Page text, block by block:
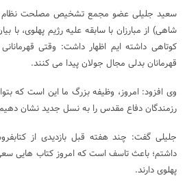
سعید جلیلی عضو مجمع تشخیص مصلحت نظام
شاهی) از مبارزان با سابقه علیه رژیم پهلوی، با
کوتاهی داشته ایم اظهار داشت: وقتی قهرمانانی
قهرمانان بدلی مجال جولان پیدا می کنند.
وی افزود: امروز، وظیفه بزرگ ما این است که
رزمندگان دفاع مقدس را به نسل جدید نشان
جلیلی گفت: چند هفته قبل بازدیدی از
داشتم؛ باعث تاسف است که امروز کتاب هایی
پهلوی دارند.